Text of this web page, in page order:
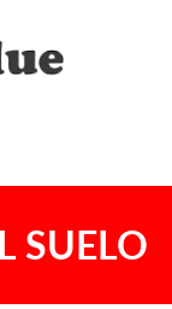
SUELO